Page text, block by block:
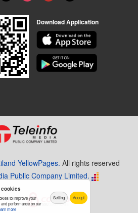
Download Application
YellowPages. All rights reserved
Public Company Limited.
cookies
to improve your
performance on our
more
Setting Accept